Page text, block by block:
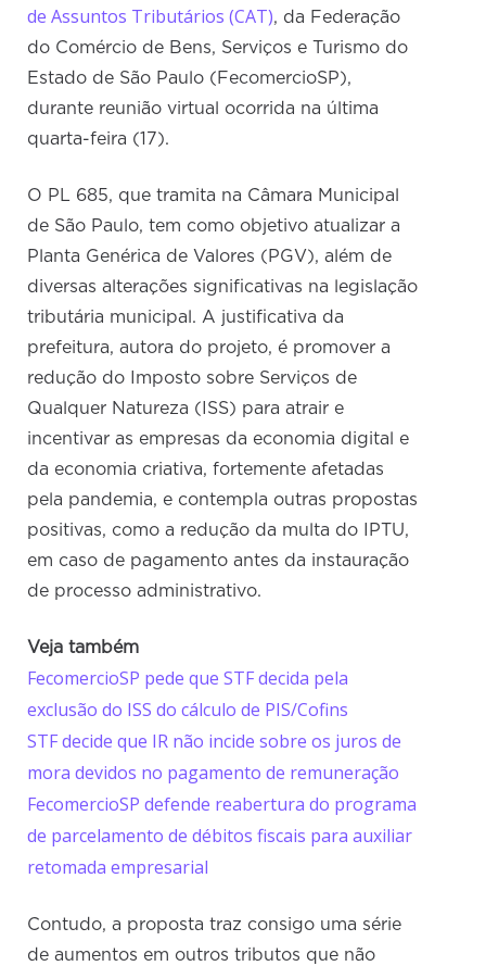
de Assuntos Tributários (CAT), da Federação
do Comércio de Bens, Serviços e Turismo do
Estado de São Paulo (FecomercioSP),
durante reunião virtual ocorrida na última
quarta-feira (17).
O PL 685, que tramita na Câmara Municipal
de São Paulo, tem como objetivo atualizar a
Planta Genérica de Valores (PGV), além de
diversas alterações significativas na legislação
tributária municipal. A justificativa da
prefeitura, autora do projeto, é promover a
redução do Imposto sobre Serviços de
Qualquer Natureza (ISS) para atrair e
incentivar as empresas da economia digital e
da economia criativa, fortemente afetadas
pela pandemia, e contempla outras propostas
positivas, como a redução da multa do IPTU,
em caso de pagamento antes da instauração
de processo administrativo.
Veja também
FecomercioSP pede que STF decida pela
exclusão do ISS do cálculo de PIS/Cofins
STF decide que IR não incide sobre os juros de
mora devidos no pagamento de remuneração
FecomercioSP defende reabertura do programa
de parcelamento de débitos fiscais para auxiliar
retomada empresarial
Contudo, a proposta traz consigo uma série
de aumentos em outros tributos que não